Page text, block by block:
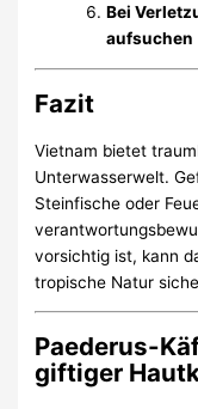
Bei
aufsuchen
Fazit
Vietnam bietet
Unterwasserwelt.
Steinfische oder
vorsichtig ist, kann
tropische Natur
Paederus-
giftiger